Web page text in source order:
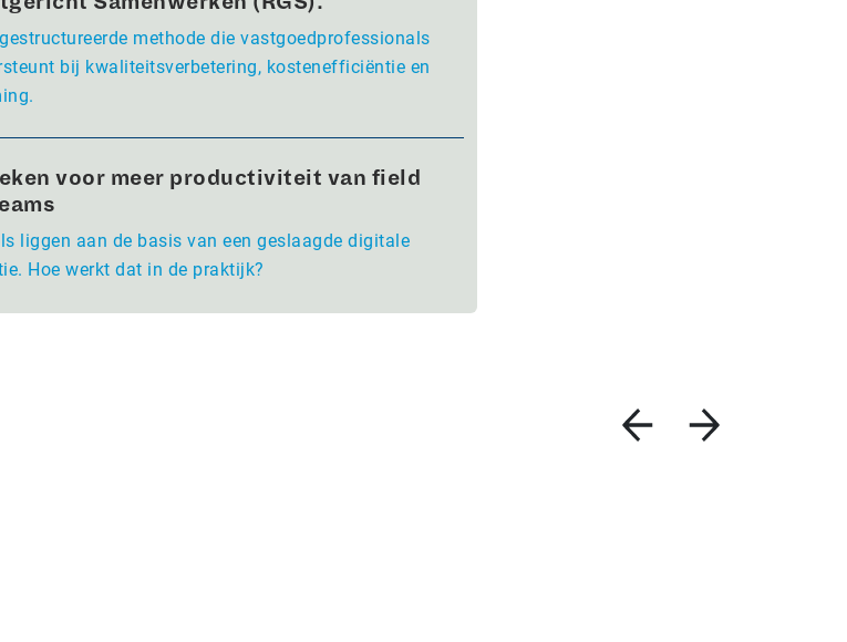
methode die vastgoedprofessionals
bij kwaliteitsverbetering, kostenefficiëntie en
voor meer productiviteit van field
liggen aan de basis van een geslaagde digitale
Hoe werkt dat in de praktijk?